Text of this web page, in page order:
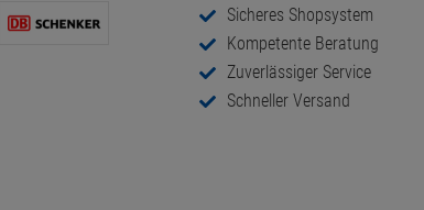
Sicheres Shopsystem
Kompetente Beratung
Zuverlässiger Service
Schneller Versand